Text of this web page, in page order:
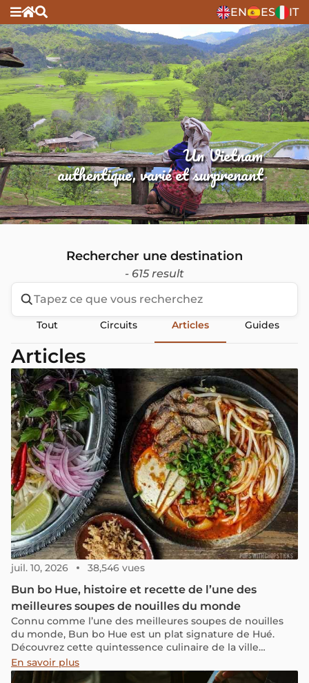
EN ES IT
Un Vietnam
authentique, varié et surprenant
Rechercher une destination
- 615 result
Tout Circuits Articles Guides
Articles
juil. 10, 2026 38,546 vues
Bun bo Hue, histoire et recette de l’une des
meilleures soupes de nouilles du monde
Connu comme l’une des meilleures soupes de nouilles
du monde, Bun bo Hue est un plat signature de Hué.
Découvrez cette quintessence culinaire de la ville
impériale dans notre article!
En savoir plus